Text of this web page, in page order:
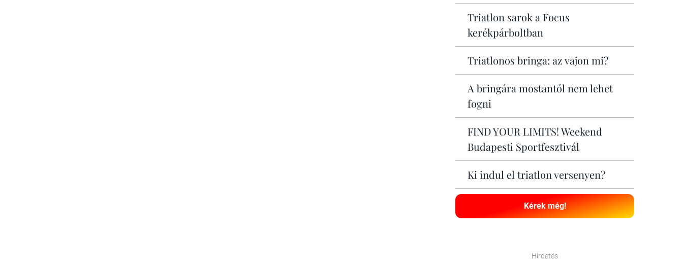
Triatlon sarok a Focus
kerékpárboltban
Triatlonos bringa: az vajon mi?
A bringára mostantól nem lehet
fogni
FIND YOUR LIMITS! Weekend
Budapesti Sportfesztivál
Ki indul el triatlon versenyen?
Kérek még!
Hirdetés